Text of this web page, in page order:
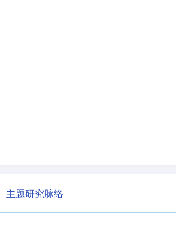
主题研究脉络